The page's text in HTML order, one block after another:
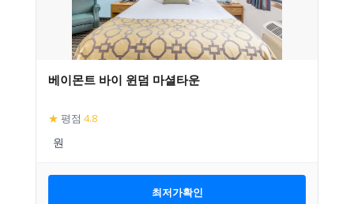
베이몬트 바이 윈덤 마셜타운
★ 평점 4.8
최저가확인